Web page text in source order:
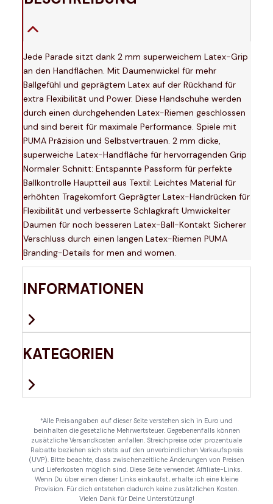
Jede Parade sitzt dank 2 mm superweichem Latex-Grip
an den Handflächen. Mit Daumenwickel für mehr
Ballgefühl und geprägtem Latex auf der Rückhand für
extra Flexibilität und Power. Diese Handschuhe werden
durch einen durchgehenden Latex-Riemen geschlossen
und sind bereit für maximale Performance. Spiele mit
PUMA Präzision und Selbstvertrauen. 2 mm dicke,
superweiche Latex-Handfläche für hervorragenden Grip
Normaler Schnitt: Entspannte Passform für perfekte
Ballkontrolle Hauptteil aus Textil: Leichtes Material für
erhöhten Tragekomfort Geprägter Latex-Handrücken für
Flexibilität und verbesserte Schlagkraft Umwickelter
Daumen für noch besseren Latex-Ball-Kontakt Sicherer
Verschluss durch einen langen Latex-Riemen PUMA
Branding-Details for men and women.
INFORMATIONEN
KATEGORIEN
*Alle Preisangaben auf dieser Seite verstehen sich in Euro und
beinhalten die gesetzliche Mehrwertsteuer. Gegebenenfalls können
zusätzliche Versandkosten anfallen. Streichpreise oder prozentuale
Rabatte beziehen sich stets auf den unverbindlichen Verkaufspreis
(UVP). Bitte beachte, dass zwischenzeitliche Änderungen von Preisen
und Lieferkosten möglich sind. Diese Seite verwendet Affiliate-Links.
Wenn Du über einen dieser Links einkaufst, erhalte ich eine kleine
Provision. Für dich entstehen dadurch keine zusätzlichen Kosten.
Vielen Dank für Deine Unterstützung!